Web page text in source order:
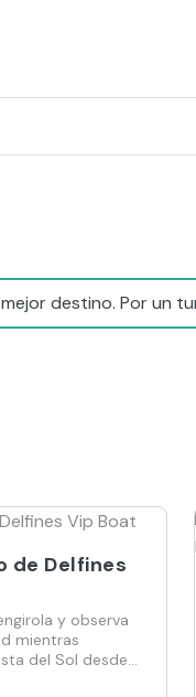
destino. Por un
de Delfines
y observa
mientras
del Sol desde